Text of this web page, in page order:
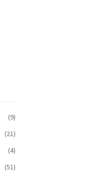
(9)
(21)
(4)
(51)